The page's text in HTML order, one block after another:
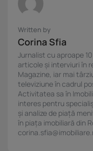
Written by
Corina Sfia
Jurnalist cu aproape
articole și interviuri în
Magazine, iar mai
televiziune în cadrul
Activitatea sa în
interes pentru
și analize de piață
în piața imobiliară din